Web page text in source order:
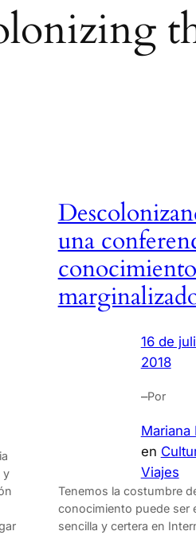
y
una
conocimiento
16 de
2018
–Por
Mariana
en
Viajes
Tenemos la costumbre
conocimiento puede ser
sencilla y certera en